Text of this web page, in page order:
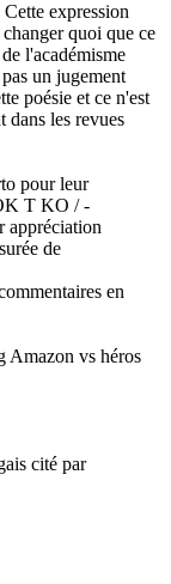
expression
quoi que ce
l'académisme
un jugement
poésie et ce n'est
dans les revues
pour leur
T KO / -
appréciation
de
en
Amazon vs héros
cité par